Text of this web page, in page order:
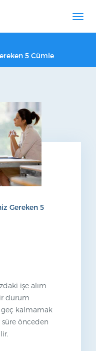
5 Cümle
Gereken 5
işe alım
durum
geç kalmamak
önceden